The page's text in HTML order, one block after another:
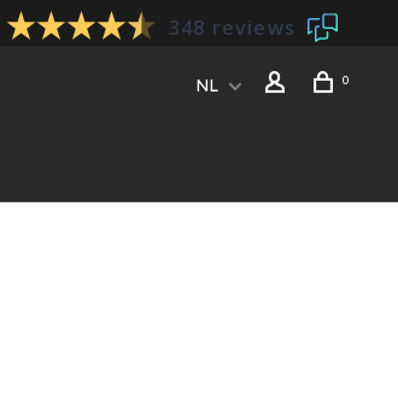
348 reviews
NL 0